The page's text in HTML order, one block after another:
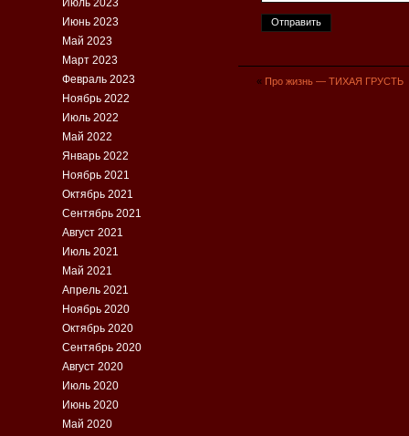
« Про жизнь — ТИХАЯ ГРУСТЬ
Июль 2023
Июнь 2023
Май 2023
Март 2023
Февраль 2023
Ноябрь 2022
Июль 2022
Май 2022
Январь 2022
Ноябрь 2021
Октябрь 2021
Сентябрь 2021
Август 2021
Июль 2021
Май 2021
Апрель 2021
Ноябрь 2020
Октябрь 2020
Сентябрь 2020
Август 2020
Июль 2020
Июнь 2020
Май 2020